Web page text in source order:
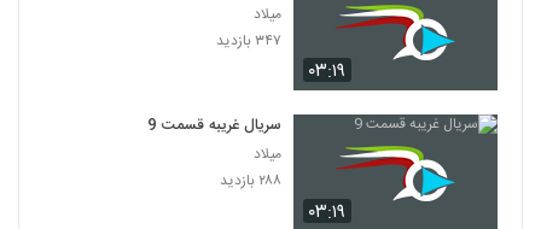
۰۳:۱۹
میلاد
۳۴۷ بازدید
۰۳:۱۹
سریال غریبه قسمت 9
میلاد
۲۸۸ بازدید